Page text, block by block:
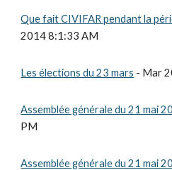
Que fait CIVIFAR pendant la
2014 8:1:33 AM
Les élections du 23 mars - Mar
Assemblée générale du 21 mai
PM
Assemblée générale du 21 mai